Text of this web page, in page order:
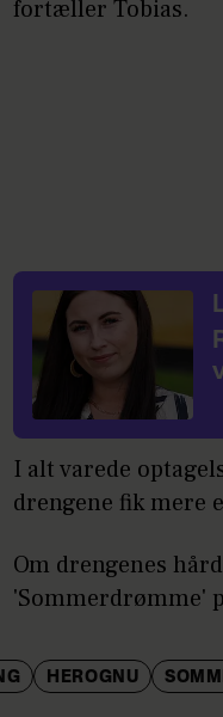
fortæller Tobias.
I alt varede
drengene fik mere
Om drengenes
'Sommerdrømme'
HEROGNU